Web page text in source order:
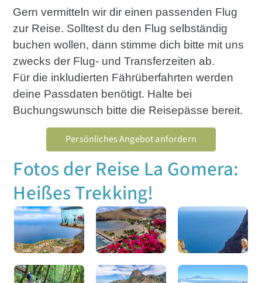
Gern vermitteln wir dir einen passenden Flug
zur Reise. Solltest du den Flug selbständig
buchen wollen, dann stimme dich bitte mit uns
zwecks der Flug- und Transferzeiten ab.
Für die inkludierten Fährüberfahrten werden
deine Passdaten benötigt. Halte bei
Buchungswunsch bitte die Reisepässe bereit.
Persönliches Angebot anfordern
Fotos der Reise La Gomera:
Heißes Trekking!